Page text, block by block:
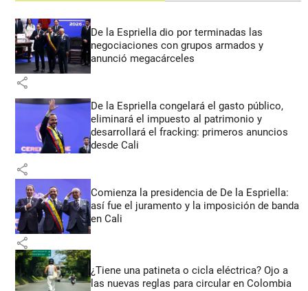
De la Espriella dio por terminadas las
negociaciones con grupos armados y
anunció megacárceles
share
De la Espriella congelará el gasto público,
eliminará el impuesto al patrimonio y
desarrollará el fracking: primeros anuncios
desde Cali
share
Comienza la presidencia de De la Espriella:
así fue el juramento y la imposición de banda
en Cali
share
¿Tiene una patineta o cicla eléctrica? Ojo a
las nuevas reglas para circular en Colombia